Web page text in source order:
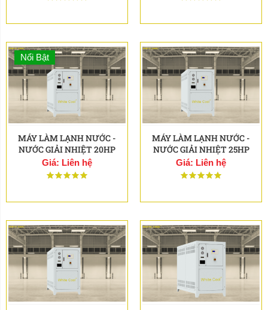
Nổi Bật
MÁY LÀM LẠNH NƯỚC -
NƯỚC GIẢI NHIỆT 20HP
Giá: Liên hệ
MÁY LÀM LẠNH NƯỚC -
NƯỚC GIẢI NHIỆT 25HP
Giá: Liên hệ